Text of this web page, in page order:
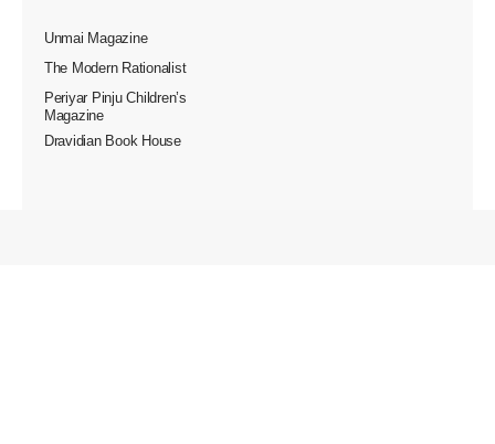
Unmai Magazine
The Modern Rationalist
Periyar Pinju Children’s
Magazine
Dravidian Book House